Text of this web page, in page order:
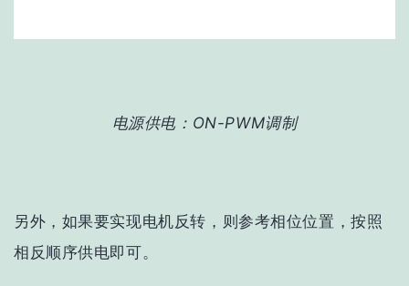
电源供电：ON-PWM调制
另外，如果要实现电机反转，则参考相位位置，按照
相反顺序供电即可。